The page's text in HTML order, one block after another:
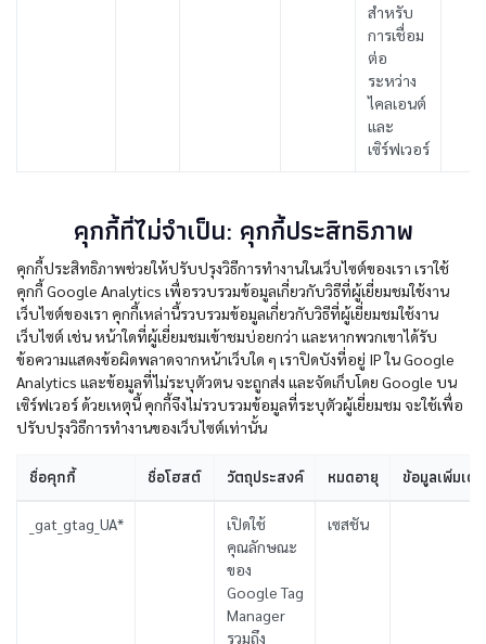
สำหรับ
การเชื่อม
ต่อ
ระหว่าง
ไคลเอนต์
และ
เซิร์ฟเวอร์
คุกกี้ที่ไม่จำเป็น: คุกกี้ประสิทธิภาพ
คุกกี้ประสิทธิภาพช่วยให้ปรับปรุงวิธีการทำงานในเว็บไซต์ของเรา เราใช้
คุกกี้ Google Analytics เพื่อรวบรวมข้อมูลเกี่ยวกับวิธีที่ผู้เยี่ยมชมใช้งาน
เว็บไซต์ของเรา คุกกี้เหล่านี้รวบรวมข้อมูลเกี่ยวกับวิธีที่ผู้เยี่ยมชมใช้งาน
เว็บไซต์ เช่น หน้าใดที่ผู้เยี่ยมชมเข้าชมบ่อยกว่า และหากพวกเขาได้รับ
ข้อความแสดงข้อผิดพลาดจากหน้าเว็บใด ๆ เราปิดบังที่อยู่ IP ใน Google
Analytics และข้อมูลที่ไม่ระบุตัวตน จะถูกส่ง และจัดเก็บโดย Google บน
เซิร์ฟเวอร์ ด้วยเหตุนี้ คุกกี้จึงไม่รวบรวมข้อมูลที่ระบุตัวผู้เยี่ยมชม จะใช้เพื่อ
ปรับปรุงวิธีการทำงานของเว็บไซต์เท่านั้น
ชื่อคุกกี้ ชื่อโฮสต์ วัตถุประสงค์ หมดอายุ ข้อมูลเพิ่มเติ
_gat_gtag_UA*
เปิดใช้
คุณลักษณะ
ของ
Google Tag
Manager
รวมถึง
เซสชัน